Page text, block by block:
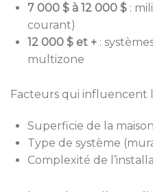
7 000 $ à 12 000 $ :
courant)
12 000 $ et + :
multizone
Facteurs qui influencent
Superficie de la maison
Type de système
Complexité de